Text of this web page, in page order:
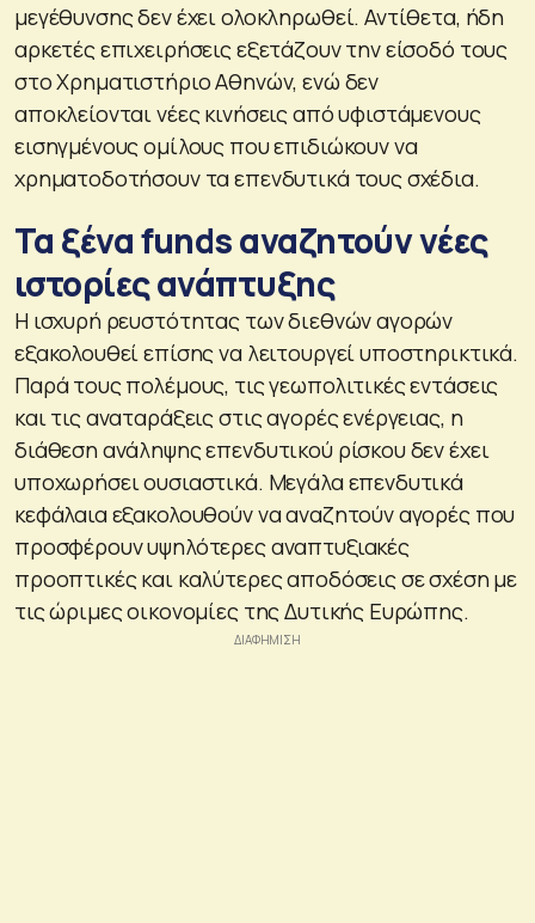
μεγέθυνσης δεν έχει ολοκληρωθεί. Αντίθετα, ήδη
αρκετές επιχειρήσεις εξετάζουν την είσοδό τους
στο Χρηματιστήριο Αθηνών, ενώ δεν
αποκλείονται νέες κινήσεις από υφιστάμενους
εισηγμένους ομίλους που επιδιώκουν να
χρηματοδοτήσουν τα επενδυτικά τους σχέδια.
Τα ξένα funds αναζητούν νέες
ιστορίες ανάπτυξης
Η ισχυρή ρευστότητας των διεθνών αγορών
εξακολουθεί επίσης να λειτουργεί υποστηρικτικά.
Παρά τους πολέμους, τις γεωπολιτικές εντάσεις
και τις αναταράξεις στις αγορές ενέργειας, η
διάθεση ανάληψης επενδυτικού ρίσκου δεν έχει
υποχωρήσει ουσιαστικά. Μεγάλα επενδυτικά
κεφάλαια εξακολουθούν να αναζητούν αγορές που
προσφέρουν υψηλότερες αναπτυξιακές
προοπτικές και καλύτερες αποδόσεις σε σχέση με
τις ώριμες οικονομίες της Δυτικής Ευρώπης.